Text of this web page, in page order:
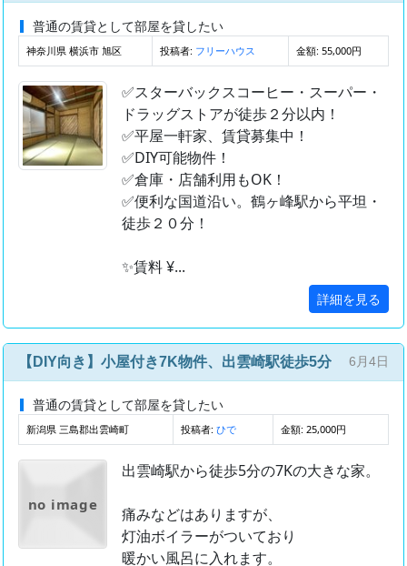
普通の賃貸として部屋を貸したい
神奈川県 横浜市 旭区 投稿者: フリーハウス 金額: 55,000円
✅スターバックスコーヒー・スーパー・
ドラッグストアが徒歩２分以内！
✅平屋一軒家、賃貸募集中！
✅DIY可能物件！
✅倉庫・店舗利用もOK！
✅便利な国道沿い。鶴ヶ峰駅から平坦・
徒歩２０分！
✨賃料 ¥...
詳細を見る
【DIY向き】小屋付き7K物件、出雲崎駅徒歩5分 6月4日
普通の賃貸として部屋を貸したい
新潟県 三島郡出雲崎町 投稿者: ひで 金額: 25,000円
no image
出雲崎駅から徒歩5分の7Kの大きな家。
痛みなどはありますが、
灯油ボイラーがついており
暖かい風呂に入れます。